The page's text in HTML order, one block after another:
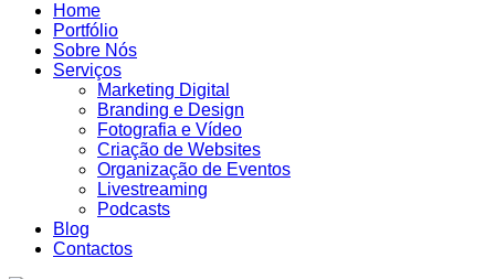
Home
Portfólio
Sobre Nós
Serviços
Marketing Digital
Branding e Design
Fotografia e Vídeo
Criação de Websites
Organização de Eventos
Livestreaming
Podcasts
Blog
Contactos
23:53